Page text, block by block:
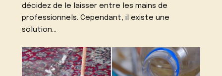
décidez de le laisser entre les mains de
professionnels. Cependant, il existe une
solution…